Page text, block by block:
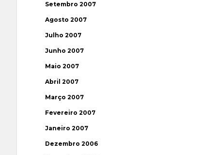
Setembro 2007
Agosto 2007
Julho 2007
Junho 2007
Maio 2007
Abril 2007
Março 2007
Fevereiro 2007
Janeiro 2007
Dezembro 2006